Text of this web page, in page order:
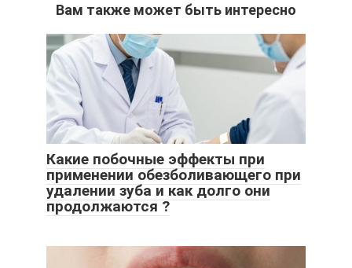
Вам также может быть интересно
Какие побочные эффекты при
применении обезболивающего при
удалении зуба и как долго они
продолжаются ?